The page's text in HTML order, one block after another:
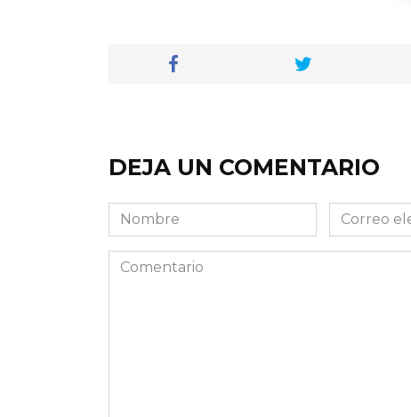
DEJA UN COMENTARIO
Nombre
Correo
electrónico
Comentario